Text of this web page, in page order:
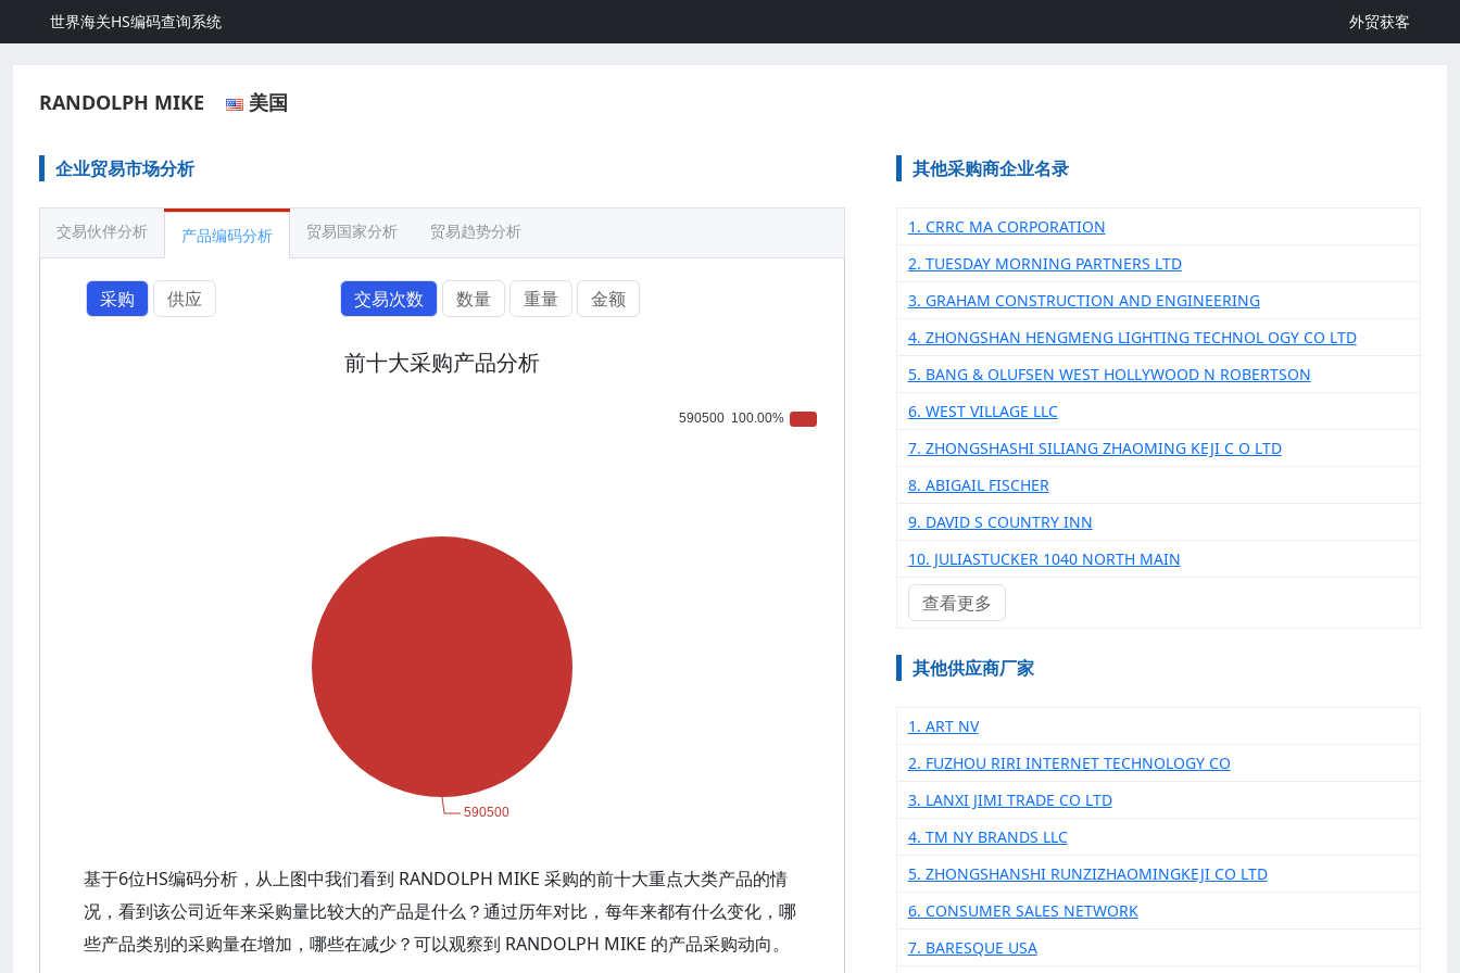
世界海关HS编码查询系统 外贸获客
RANDOLPH MIKE 美国
企业贸易市场分析
交易伙伴分析 产品编码分析 贸易国家分析 贸易趋势分析
采购 供应 交易次数 数量 重量 金额
前十大采购产品分析
基于6位HS编码分析，从上图中我们看到 RANDOLPH MIKE 采购的前十大重点大类产品的情
况，看到该公司近年来采购量比较大的产品是什么？通过历年对比，每年来都有什么变化，哪
些产品类别的采购量在增加，哪些在减少？可以观察到 RANDOLPH MIKE 的产品采购动向。
其他采购商企业名录
1. CRRC MA CORPORATION
2. TUESDAY MORNING PARTNERS LTD
3. GRAHAM CONSTRUCTION AND ENGINEERING
4. ZHONGSHAN HENGMENG LIGHTING TECHNOL OGY CO LTD
5. BANG & OLUFSEN WEST HOLLYWOOD N ROBERTSON
6. WEST VILLAGE LLC
7. ZHONGSHASHI SILIANG ZHAOMING KEJI C O LTD
8. ABIGAIL FISCHER
9. DAVID S COUNTRY INN
10. JULIASTUCKER 1040 NORTH MAIN
查看更多
其他供应商厂家
1. ART NV
2. FUZHOU RIRI INTERNET TECHNOLOGY CO
3. LANXI JIMI TRADE CO LTD
4. TM NY BRANDS LLC
5. ZHONGSHANSHI RUNZIZHAOMINGKEJI CO LTD
6. CONSUMER SALES NETWORK
7. BARESQUE USA